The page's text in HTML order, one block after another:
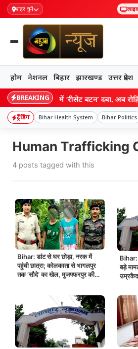
शहर चुनें
होम नेशनल बिहार झारखण्ड उत्तर प्रदेश
BREAKING
Bihar: राजद में ‘रीसेट बटन’ दबा, अब
ट्रेंडिंग Bihar Health System Bihar Politics
Human Trafficking
4 posts tagged with this
Bihar: डांट से घर छोड़ा, नरक में
पहुंची छात्रा; कोलकाता से भागलपुर
तक ‘सौदे’ का खेल, मुजफ्फरपुर की
Bihar:
बड़े
उम्रकैद